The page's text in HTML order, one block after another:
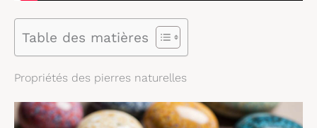
Table des matières
Propriétés des pierres naturelles